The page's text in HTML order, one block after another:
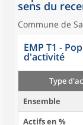
sens du
Commune de
EMP T1 -
d'activité
Type
Ensemble
Actifs en %